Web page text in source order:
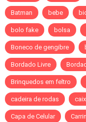
Batman bebe
bolo fake bolsa
Boneco de gengibre
Bordado Livre
Brinquedos em feltro
cadeira de rodas
Capa de Celular